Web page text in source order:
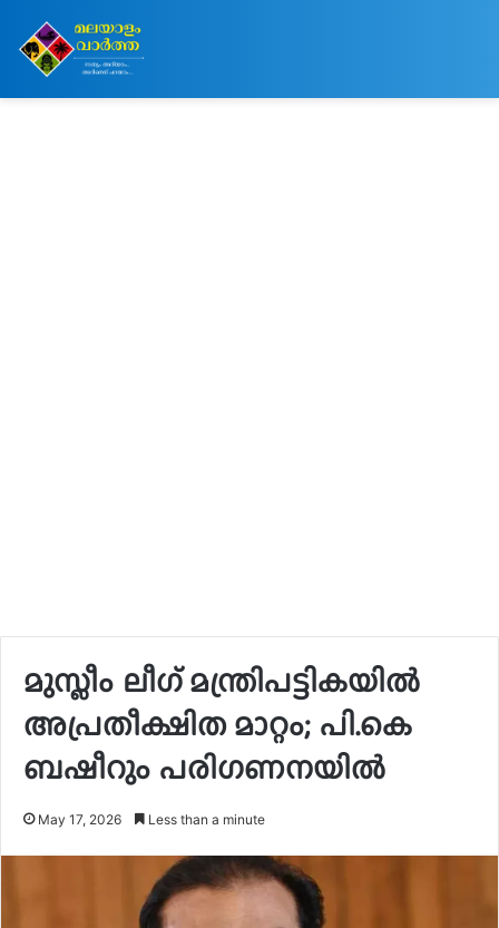
മുസ്ലീം ലീഗ് മന്ത്രിപട്ടികയിൽ
അപ്രതീക്ഷിത മാറ്റം; പി.കെ
ബഷീറും പരിഗണനയിൽ
May 17, 2026 Less than a minute